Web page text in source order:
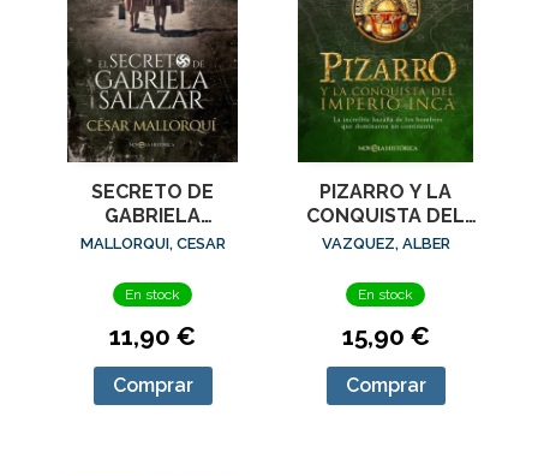
SECRETO DE
GABRIELA
SALAZAR, EL
MALLORQUI, CESAR
En stock
11,90 €
Comprar
PIZARRO Y LA
CONQUISTA DEL
IMPERIO INCA
VAZQUEZ, ALBER
En stock
15,90 €
Comprar